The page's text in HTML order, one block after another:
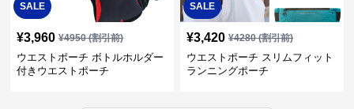
SALE
¥3,960 ¥4950(割引前)
ウエストポーチ ボトルホルダー
付きウエストポーチ
SALE
¥3,420 ¥4280(割引前)
ウエストポーチ スリムフィット
ランニングポーチ